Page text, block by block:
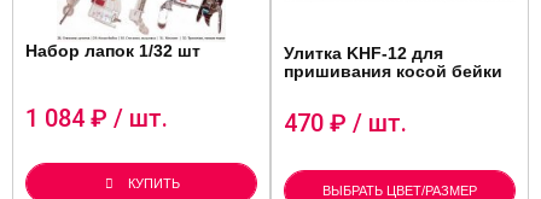
Набор лапок 1/32 шт
1 084 ₽ / шт.
КУПИТЬ
Улитка KHF-12 для
пришивания косой бейки
470 ₽ / шт.
ВЫБРАТЬ ЦВЕТ/РАЗМЕР